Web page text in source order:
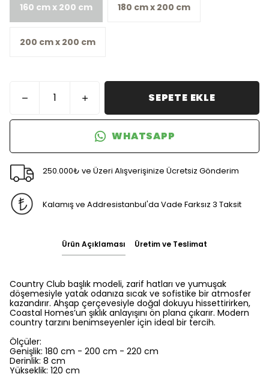
160 cm x 200 cm 180 cm x 200 cm
200 cm x 200 cm
SEPETE EKLE
WHATSAPP
250.000₺ ve Üzeri Alışverişinize Ücretsiz Gönderim
Kalamış ve Addresistanbul'da Vade Farksız 3 Taksit
Ürün Açıklaması Üretim ve Teslimat
Country Club başlık modeli, zarif hatları ve yumuşak
döşemesiyle yatak odanıza sıcak ve sofistike bir atmosfer
kazandırır. Ahşap çerçevesiyle doğal dokuyu hissettirirken,
Coastal Homes’un şıklık anlayışını ön plana çıkarır. Modern
country tarzını benimseyenler için ideal bir tercih.
Ölçüler:
Genişlik: 180 cm - 200 cm - 220 cm
Derinlik: 8 cm
Yükseklik: 120 cm